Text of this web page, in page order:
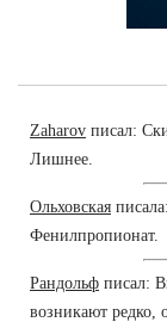
Zaharov писал:
Лишнее.
Ольховская
Фенилпропионат.
Рандольф писал:
возникают редко,